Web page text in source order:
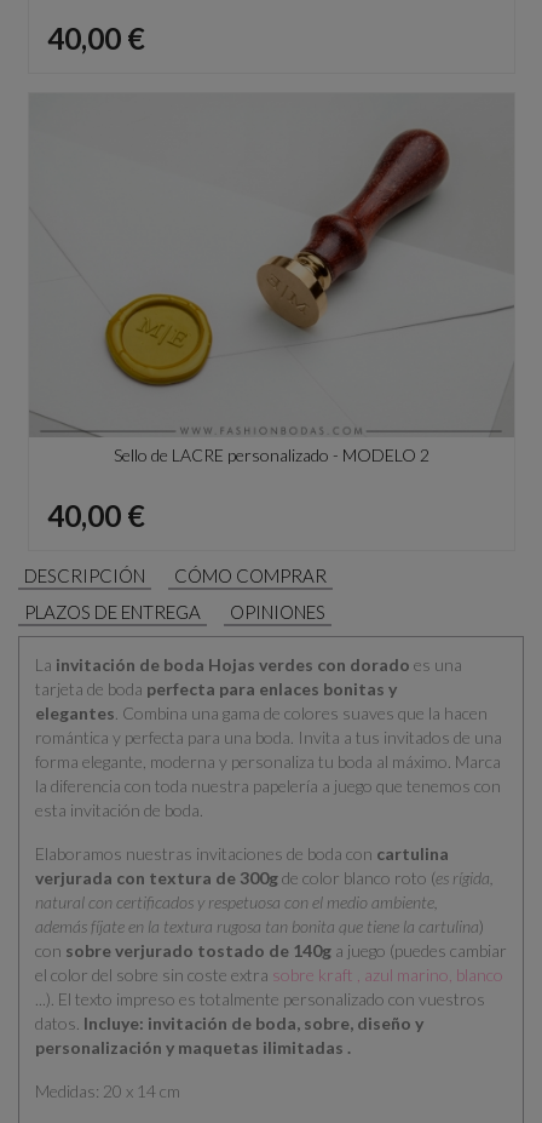
Precio
40,00 €
Sello de LACRE personalizado - MODELO 2
Precio
40,00 €
DESCRIPCIÓN
CÓMO COMPRAR
PLAZOS DE ENTREGA
OPINIONES
La invitación de boda Hojas verdes con dorado es una
tarjeta de boda perfecta para enlaces bonitas y
elegantes . Combina una gama de colores suaves que la hacen
romántica y perfecta para una boda. Invita a tus invitados de una
forma elegante, moderna y personaliza tu boda al máximo. Marca
la diferencia con toda nuestra papelería a juego que tenemos con
esta invitación de boda.
Elaboramos nuestras invitaciones de boda con cartulina
verjurada con textura de 300gde color blanco roto (es rígida,
natural con certificados y respetuosa con el medio ambiente,
además fíjate en la textura rugosa tan bonita que tiene la cartulina)
con sobre verjurado tostado de 140g a juego (puedes cambiar
el color del sobre sin coste extra sobre kraft , azul marino, blanco
...). El texto impreso es totalmente personalizado con vuestros
datos. Incluye: invitación de boda, sobre, diseño y
personalización y maquetas ilimitadas .
Medidas: 20 x 14 cm